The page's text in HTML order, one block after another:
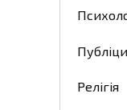
Релігія